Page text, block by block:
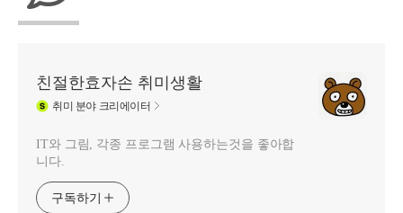
친절한효자손 취미생활
취미 분야 크리에이터
IT와 그림, 각종 프로그램 사용하는것을 좋아합
니다.
구독하기